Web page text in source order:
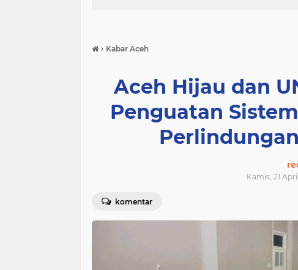
› Kabar Aceh
Aceh Hijau dan
Penguatan
Kamis, 21
komentar